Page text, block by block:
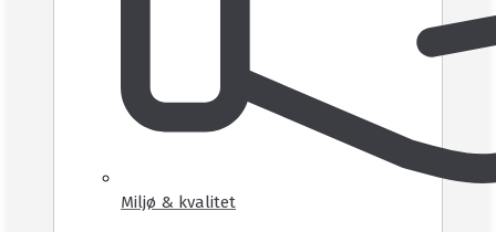
Miljø & kvalitet